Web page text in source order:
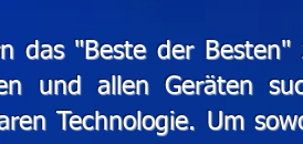
das "Beste der
und allen Geräten
Technologie. Um